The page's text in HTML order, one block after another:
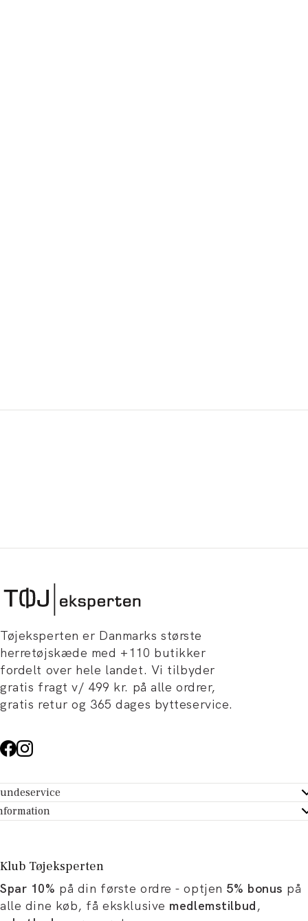
Tøjeksperten er Danmarks største
herretøjskæde med +110 butikker
fordelt over hele landet. Vi tilbyder
gratis fragt v/ 499 kr. på alle ordrer,
gratis retur og 365 dages bytteservice.
- Hjælpecenter
dit køb
Tøjeksperten
og artikler
og karriere
Klub Tøjeksperten
Spar 10% på din første ordre - optjen 5% bonus på
alle dine køb, få eksklusive medlemstilbud,